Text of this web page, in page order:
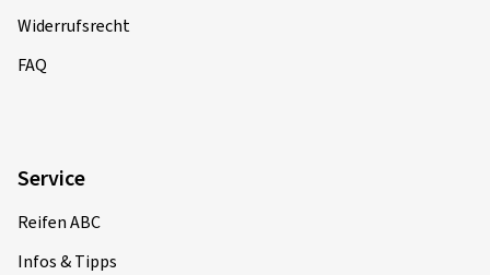
Widerrufsrecht
FAQ
Service
Reifen ABC
Infos & Tipps